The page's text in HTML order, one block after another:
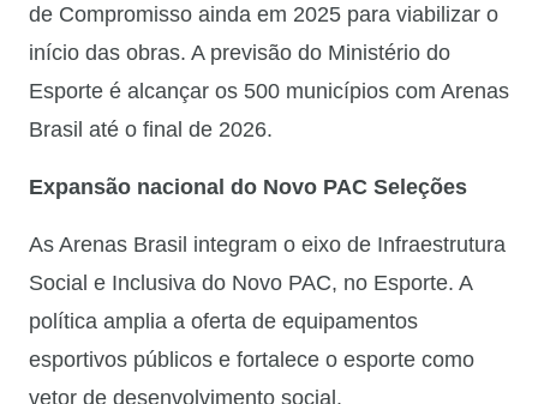
de Compromisso ainda em 2025 para viabilizar o
início das obras. A previsão do Ministério do
Esporte é alcançar os 500 municípios com Arenas
Brasil até o final de 2026.
Expansão nacional do Novo PAC Seleções
As Arenas Brasil integram o eixo de Infraestrutura
Social e Inclusiva do Novo PAC, no Esporte. A
política amplia a oferta de equipamentos
esportivos públicos e fortalece o esporte como
vetor de desenvolvimento social.